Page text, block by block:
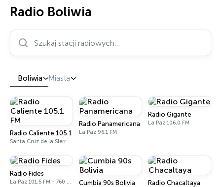
Radio Boliwia
Szukaj stacji radiowych…
Boliwia Miasta
Radio Caliente 105.1 FM
Santa Cruz de la Sierra 105.1 FM
Radio Panamericana
La Paz 96.1 FM
Radio Gigante
La Paz 106.0 FM
Radio Fides
La Paz 101.5 FM - 760 AM Cumbia 90s Bolivia Radio Chacaltaya